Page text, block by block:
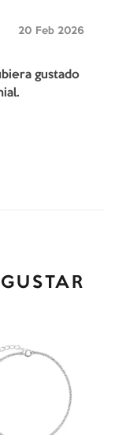
20 Feb 2026
gustado